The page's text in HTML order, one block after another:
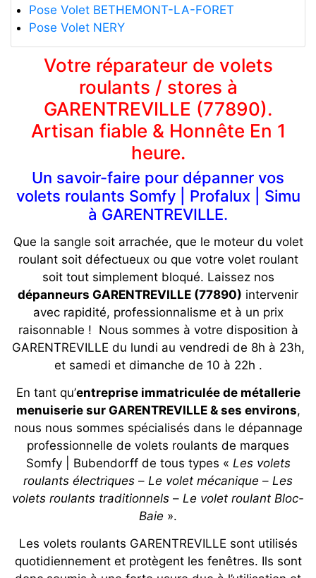
Pose Volet BETHEMONT-LA-FORET
Pose Volet NERY
Votre réparateur de volets
roulants / stores à
GARENTREVILLE (77890).
Artisan fiable & Honnête En 1
heure.
Un savoir-faire pour dépanner vos
volets roulants Somfy | Profalux | Simu
à GARENTREVILLE.
Que la sangle soit arrachée, que le moteur du volet
roulant soit défectueux ou que votre volet roulant
soit tout simplement bloqué. Laissez nos
dépanneurs GARENTREVILLE (77890) intervenir
avec rapidité, professionnalisme et à un prix
raisonnable ! Nous sommes à votre disposition à
GARENTREVILLE du lundi au vendredi de 8h à 23h,
et samedi et dimanche de 10 à 22h .
En tant qu’entreprise immatriculée de métallerie
menuiserie sur GARENTREVILLE & ses environs,
nous nous sommes spécialisés dans le dépannage
professionnelle de volets roulants de marques
Somfy | Bubendorff de tous types « Les volets
roulants électriques – Le volet mécanique – Les
volets roulants traditionnels – Le volet roulant Bloc-
Baie ».
Les volets roulants GARENTREVILLE sont utilisés
quotidiennement et protègent les fenêtres. Ils sont